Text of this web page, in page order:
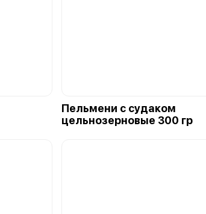
Пельмени с судаком
цельнозерновые 300 гр